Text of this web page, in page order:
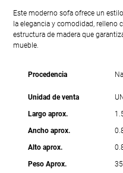
Este moderno sofa ofrece un
la elegancia y comodidad, relleno
estructura de madera que
mueble.
Procedencia
Unidad de venta
Largo aprox.
Ancho aprox.
Alto aprox.
Peso Aprox.